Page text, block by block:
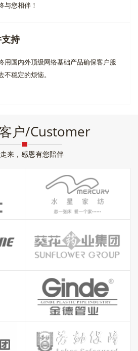
与您相伴！
持
用国内外顶级网络基础产品确保客户服
不稳定的烦恼。
户/Customer
来，感恩有您陪伴